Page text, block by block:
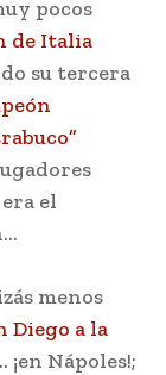
pocos
de Italia
su tercera
el
menos
a la
¡en Nápoles!;